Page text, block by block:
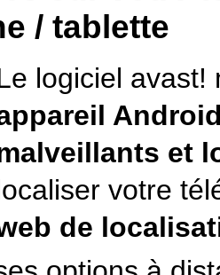
/ tablette
logiciel
et
votre
de